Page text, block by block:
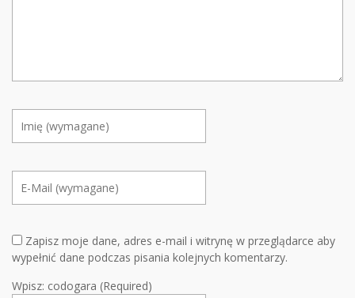
Zapisz moje dane, adres e-mail i witrynę w przeglądarce aby
wypełnić dane podczas pisania kolejnych komentarzy.
Wpisz: codogara (Required)